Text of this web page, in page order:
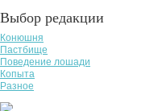
Выбор редакции
Конюшня
Пастбище
Поведение лошади
Копыта
Разное